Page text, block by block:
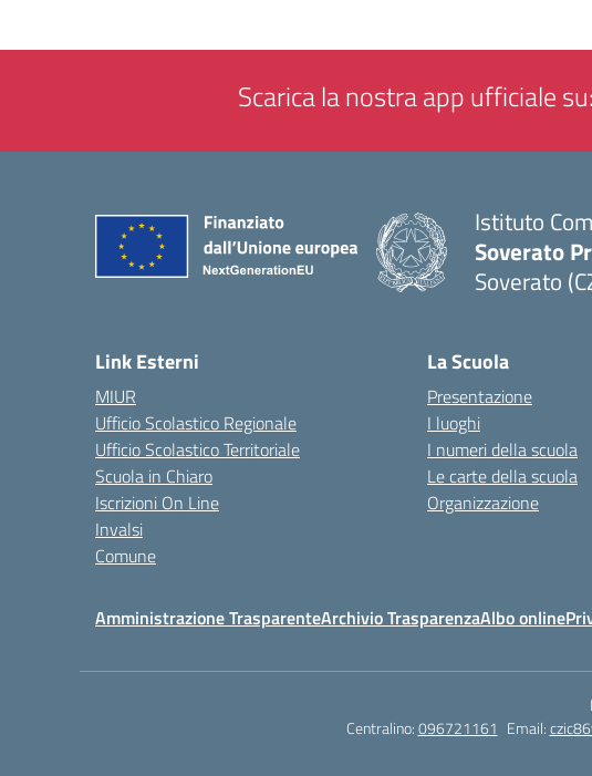
Scarica la nostra app ufficiale su:
Istituto
Soverato
Soverato
Link Esterni
MIUR
Ufficio Scolastico Regionale
Ufficio Scolastico Territoriale
Scuola in Chiaro
Iscrizioni On Line
Invalsi
Comune
La Scuola
Presentazione
I luoghi
I numeri della scuola
Le carte della scuola
Organizzazione
Amministrazione TrasparenteArchivio TrasparenzaAlbo online
Centralino:096721161 Email: